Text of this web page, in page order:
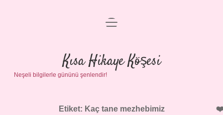
Anasayfa
Gizlilik Politikası
Yasal Uyarı
menüyü
Kısa Hikaye Köşesi
Neşeli bilgilerle gününü şenlendir!
Etiket: Kaç tane mezhebimiz